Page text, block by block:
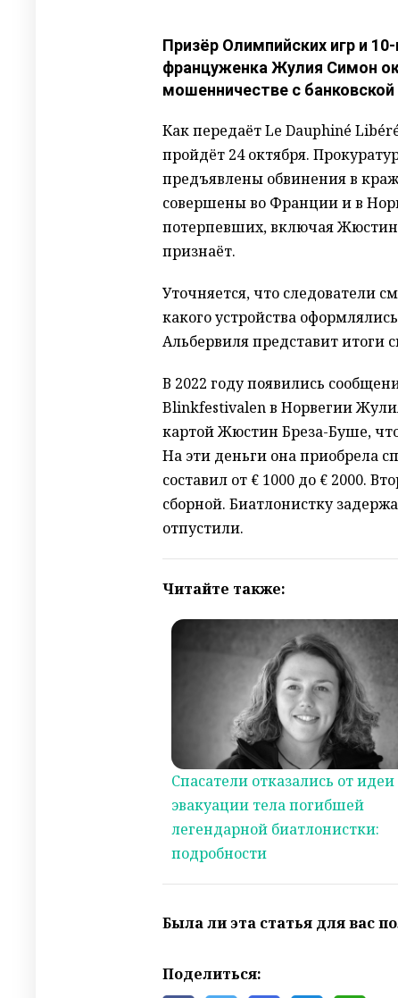
Призёр Олимпийских игр и
француженка Жулия Симон
мошенничестве с
Как передаёт Le Dauphiné
пройдёт 24 октября.
предъявлены обвинения в
совершены во Франции и в
потерпевших, включая Жюстин
признаёт.
Уточняется, что следователи
какого устройства
Альбервиля представит итоги
В 2022 году появились
Blinkfestivalen в Норвегии
картой Жюстин Бреза-Буше,
На эти деньги она приобрела
составил от € 1000 до € 2000.
сборной. Биатлонистку
отпустили.
Читайте также:
Спасатели отказались от идеи
эвакуации тела погибшей
легендарной биатлонистки:
подробности
Была ли эта статья для вас
Поделиться: